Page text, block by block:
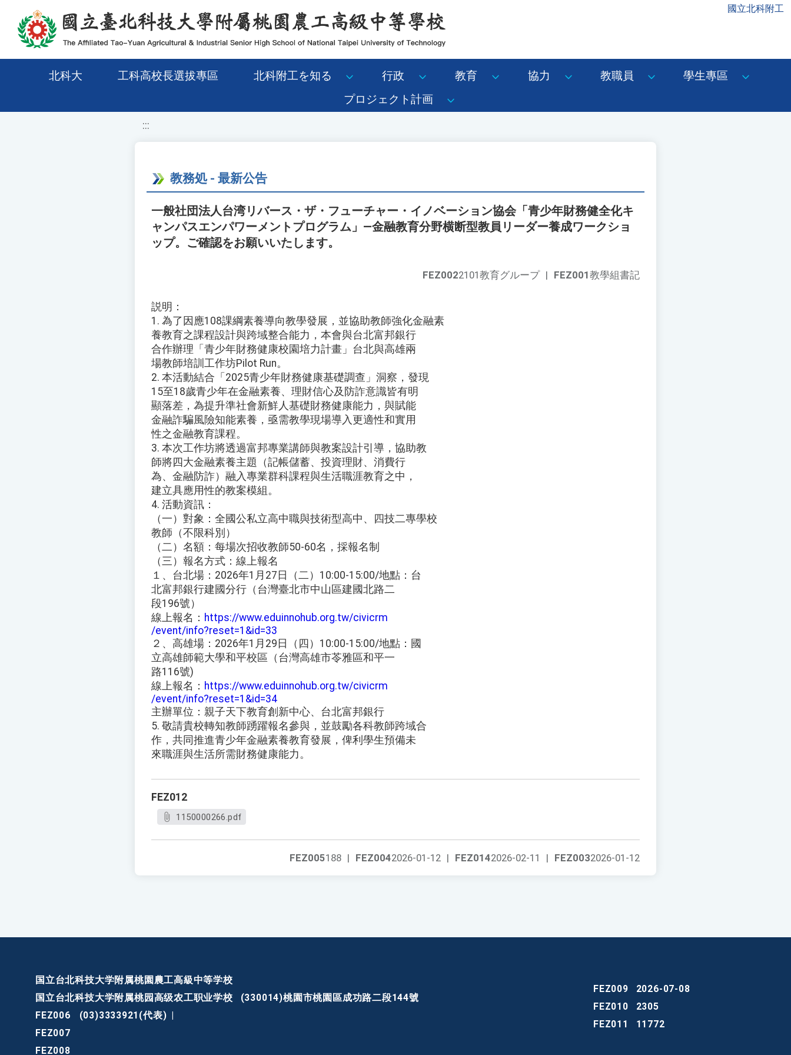
移至網頁之主要內容區位置 國立北科附工
北科大 工科高校長選拔專區 北科附工を知る 行政 教育 協力 教職員
學生專區
プロジェクト計画
:::
教務処 - 最新公告
一般社団法人台湾リバース・ザ・フューチャー・イノベーション協会「青少年財務健全化キ
ャンパスエンパワーメントプログラム」—金融教育分野横断型教員リーダー養成ワークショ
ップ。ご確認をお願いいたします。
FEZ001教學組書記
FEZ0022101教育グループ |
説明：
1. 為了因應108課綱素養導向教學發展，並協助教師強化金融素
養教育之課程設計與跨域整合能力，本會與台北富邦銀行
合作辦理「青少年財務健康校園培力計畫」台北與高雄兩
場教師培訓工作坊Pilot Run。
2. 本活動結合「2025青少年財務健康基礎調查」洞察，發現
15至18歲青少年在金融素養、理財信心及防詐意識皆有明
顯落差，為提升準社會新鮮人基礎財務健康能力，與賦能
金融詐騙風險知能素養，亟需教學現場導入更適性和實用
性之金融教育課程。
3. 本次工作坊將透過富邦專業講師與教案設計引導，協助教
師將四大金融素養主題（記帳儲蓄、投資理財、消費行
為、金融防詐）融入專業群科課程與生活職涯教育之中，
建立具應用性的教案模組。
4. 活動資訊：
（一）對象：全國公私立高中職與技術型高中、四技二專學校
教師（不限科別）
（二）名額：每場次招收教師50-60名，採報名制
（三）報名方式：線上報名
１、台北場：2026年1月27日（二）10:00-15:00/地點：台
北富邦銀行建國分行（台灣臺北市中山區建國北路二
段196號）
線上報名： https://www.eduinnohub.org.tw/civicrm
/event/info?reset=1&id=33
２、高雄場：2026年1月29日（四）10:00-15:00/地點：國
立高雄師範大學和平校區（台灣高雄市苓雅區和平一
路116號)
線上報名： https://www.eduinnohub.org.tw/civicrm
/event/info?reset=1&id=34
主辦單位：親子天下教育創新中心、台北富邦銀行
5. 敬請貴校轉知教師踴躍報名參與，並鼓勵各科教師跨域合
作，共同推進青少年金融素養教育發展，俾利學生預備未
來職涯與生活所需財務健康能力。
FEZ012
1150000266.pdf
FEZ0032026-01-12
FEZ0142026-02-11 |
FEZ0042026-01-12 |
FEZ005188 |
国立台北科技大学附属桃園農工高級中等学校
国立台北科技大学附属桃园高级农工职业学校
(330014)桃園市桃園區成功路二段144號
FEZ006
(03)3333921(代表)
FEZ007
FEZ008
FEZ009
2026-07-08
FEZ010
2305
FEZ011
11772